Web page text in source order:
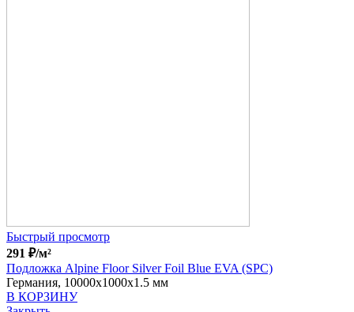
Быстрый просмотр
291 ₽/м²
Подложка Alpine Floor Silver Foil Blue EVA (SPC)
Германия, 10000x1000x1.5 мм
В КОРЗИНУ